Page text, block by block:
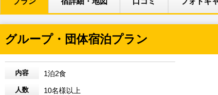
グループ・団体宿泊プラン
内容 1泊2食
人数 10名様以上